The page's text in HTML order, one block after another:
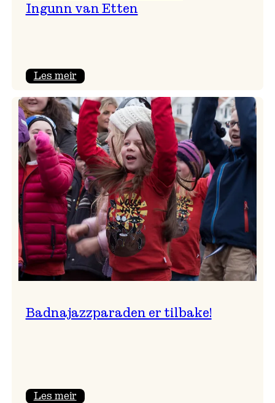
Ingunn van Etten
Les meir:
2026
–
Ingunn van Etten
Badnajazzparaden er tilbake!
Les meir: